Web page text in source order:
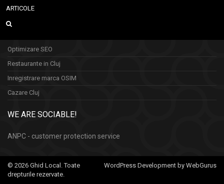
ARTICOLE
Optimizare SEO
Restaurante in Cluj
Inregistrare marca OSIM
Cazare Cluj
WE ARE SOCIABLE!
ANPC - customer protection service
WordPress Development by WebGurus
© 2026 Ghid Local. Toate
drepturile rezervate.